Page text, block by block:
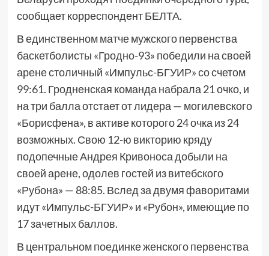
сообщает корреспондент БЕЛТА.
В единственном матче мужского первенства
баскетболисты «Гродно-93» победили на своей
арене столичный «Импульс-БГУИР» со счетом
99:61. Гродненская команда набрала 21 очко, и
на три балла отстает от лидера — могилевского
«Борисфена», в активе которого 24 очка из 24
возможных. Свою 12-ю викторию кряду
подопечные Андрея Кривоноса добыли на
своей арене, одолев гостей из витебского
«Рубона» — 88:85. Вслед за двумя фаворитами
идут «Импульс-БГУИР» и «Рубон», имеющие по
17 зачетных баллов.
В центральном поединке женского первенства